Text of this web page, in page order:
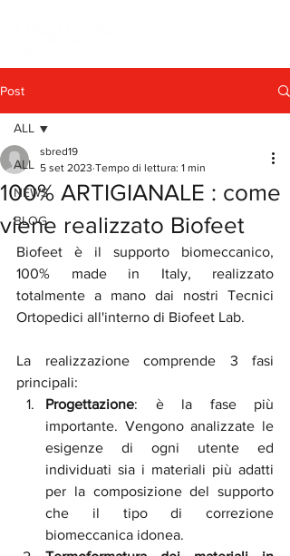
Post
ALL
NEWS
BLOG
ALL
100% ARTIGIANALE : come
viene realizzato Biofeet
sbred19
5 set 2023 Tempo di lettura: 1 min
Biofeet è il supporto biomeccanico,
100% made in Italy, realizzato
totalmente a mano dai nostri Tecnici
Ortopedici all'interno di Biofeet Lab.
La realizzazione comprende 3 fasi
principali:
Progettazione: è la fase più
importante. Vengono analizzate le
esigenze di ogni utente ed
individuati sia i materiali più adatti
per la composizione del supporto
che il tipo di correzione
biomeccanica idonea.